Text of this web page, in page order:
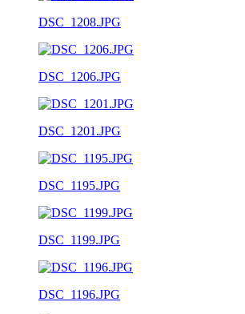
DSC_1208.JPG
DSC_1206.JPG
DSC_1201.JPG
DSC_1195.JPG
DSC_1199.JPG
DSC_1196.JPG